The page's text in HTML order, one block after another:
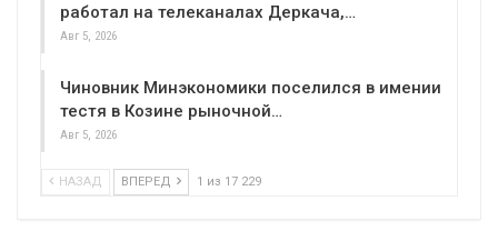
работал на телеканалах Деркача,…
Авг 5, 2026
Чиновник Минэкономики поселился в имении
тестя в Козине рыночной…
Авг 5, 2026
НАЗАД ВПЕРЕД 1 из 17 229